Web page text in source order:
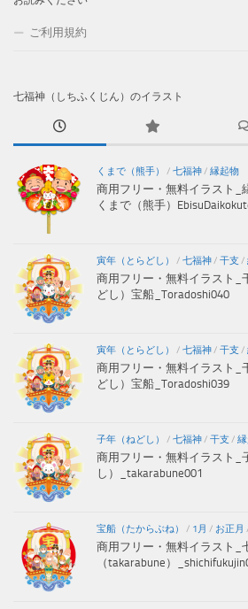
ご利用規約
七福神（しちふくじん）のイラスト
くまで（熊手） / 七福神/ 縁起物
商用フリー・無料イラスト_
くまで（熊手）
寅年（とらどし） / 七福神/ 干支 /
商用フリー・無料イラスト_
どし）宝船_Toradoshi040
寅年（とらどし） / 七福神/ 干支 /
商用フリー・無料イラスト_
どし）宝船_Toradoshi039
子年（ねどし） / 七福神/ 干支 /
商用フリー・無料イラスト_
し）_takarabune001
宝船（たからぶね） / 1月 / お正月
商用フリー・無料イラスト_
（takarabune）